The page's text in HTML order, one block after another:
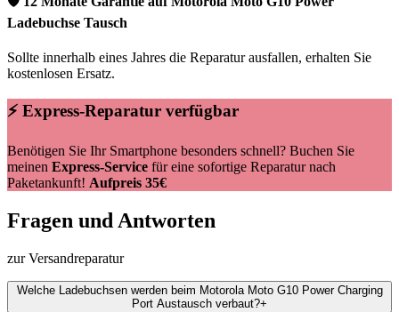
Ladebuchse Tausch
Sollte innerhalb eines Jahres die Reparatur ausfallen, erhalten Sie
kostenlosen Ersatz.
⚡ Express-Reparatur verfügbar
Benötigen Sie Ihr Smartphone besonders schnell? Buchen Sie
meinen Express-Service für eine sofortige Reparatur nach
Paketankunft! Aufpreis 35€
Fragen und Antworten
zur Versandreparatur
Welche Ladebuchsen werden beim Motorola Moto G10 Power Charging
Port Austausch verbaut?+